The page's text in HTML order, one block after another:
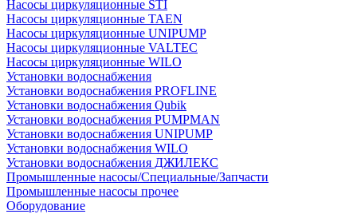
Насосы циркуляционные STI
Насосы циркуляционные TAEN
Насосы циркуляционные UNIPUMP
Насосы циркуляционные VALTEC
Насосы циркуляционные WILO
Установки водоснабжения
Установки водоснабжения PROFLINE
Установки водоснабжения Qubik
Установки водоснабжения PUMPMAN
Установки водоснабжения UNIPUMP
Установки водоснабжения WILO
Установки водоснабжения ДЖИЛЕКС
Промышленные насосы/Специальные/Запчасти
Промышленные насосы прочее
Оборудование